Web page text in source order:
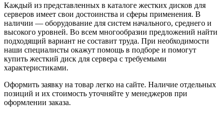
Каждый из представленных в каталоге жестких дисков для
серверов имеет свои достоинства и сферы применения. В
наличии — оборудование для систем начального, среднего и
высокого уровней. Во всем многообразии предложений найти
подходящий вариант не составит труда. При необходимости
наши специалисты окажут помощь в подборе и помогут
купить жесткий диск для сервера с требуемыми
характеристиками.
Оформить заявку на товар легко на сайте. Наличие отдельных
позиций и их стоимость уточняйте у менеджеров при
оформлении заказа.